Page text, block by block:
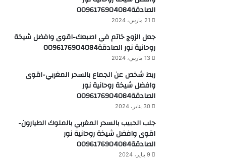
الصادقة0096176904084
21 مارس، 2024
جعل الزوج خاتم في اصبعك-اقوى وافضل شيخة
روحانية نور الصادقة0096176904084
13 مارس، 2024
ربط شخص عن الجماع بالسحر المغربي-اقوى
وافضل شيخة روحانية نور
الصادقة0096176904084
30 يناير، 2024
جلب الحبيب بالسحر المغربي بالملوك الطيارون-
اقوى وافضل شيخة روحانية نور
الصادقة0096176904084
9 يناير، 2024